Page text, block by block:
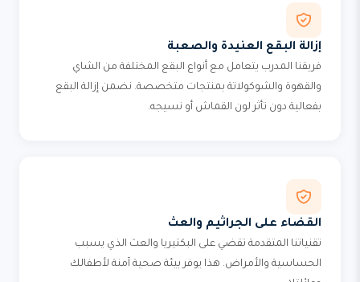
إزالة البقع العنيدة والصعبة
فريقنا المدرب يتعامل مع أنواع البقع المختلفة من الشاي
والقهوة والشوكولاتة بمنتجات متخصصة. نضمن إزالة البقع
بفعالية دون تأثر لون القماش أو نسيجه.
القضاء على الجراثيم والعث
تقنياتنا المتقدمة تقضي على البكتيريا والعث الذي يسبب
الحساسية والأمراض. هذا يوفر بيئة صحية آمنة لأطفالك